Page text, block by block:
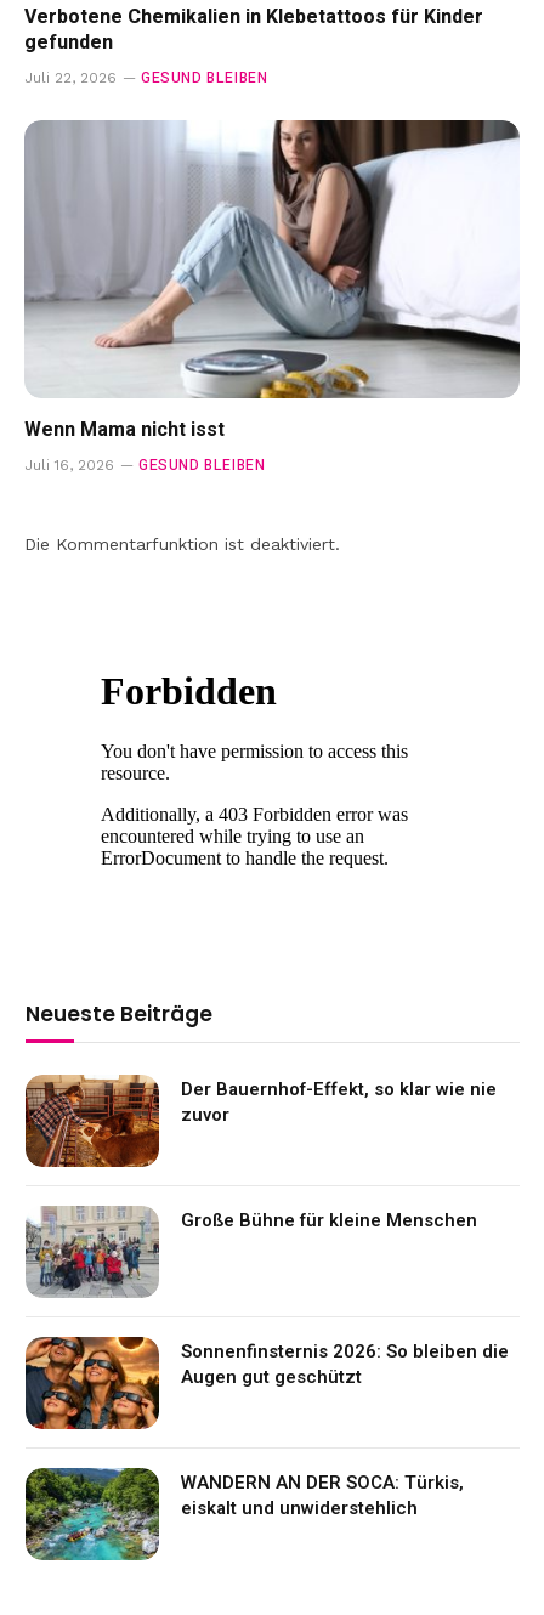
Verbotene Chemikalien in Klebetattoos für Kinder
gefunden
Juli 22, 2026 GESUND BLEIBEN
Wenn Mama nicht isst
Juli 16, 2026 GESUND BLEIBEN
Die Kommentarfunktion ist deaktiviert.
Neueste Beiträge
Der Bauernhof-Effekt, so klar wie nie
zuvor
Große Bühne für kleine Menschen
Sonnenfinsternis 2026: So bleiben die
Augen gut geschützt
WANDERN AN DER SOCA: Türkis,
eiskalt und unwiderstehlich